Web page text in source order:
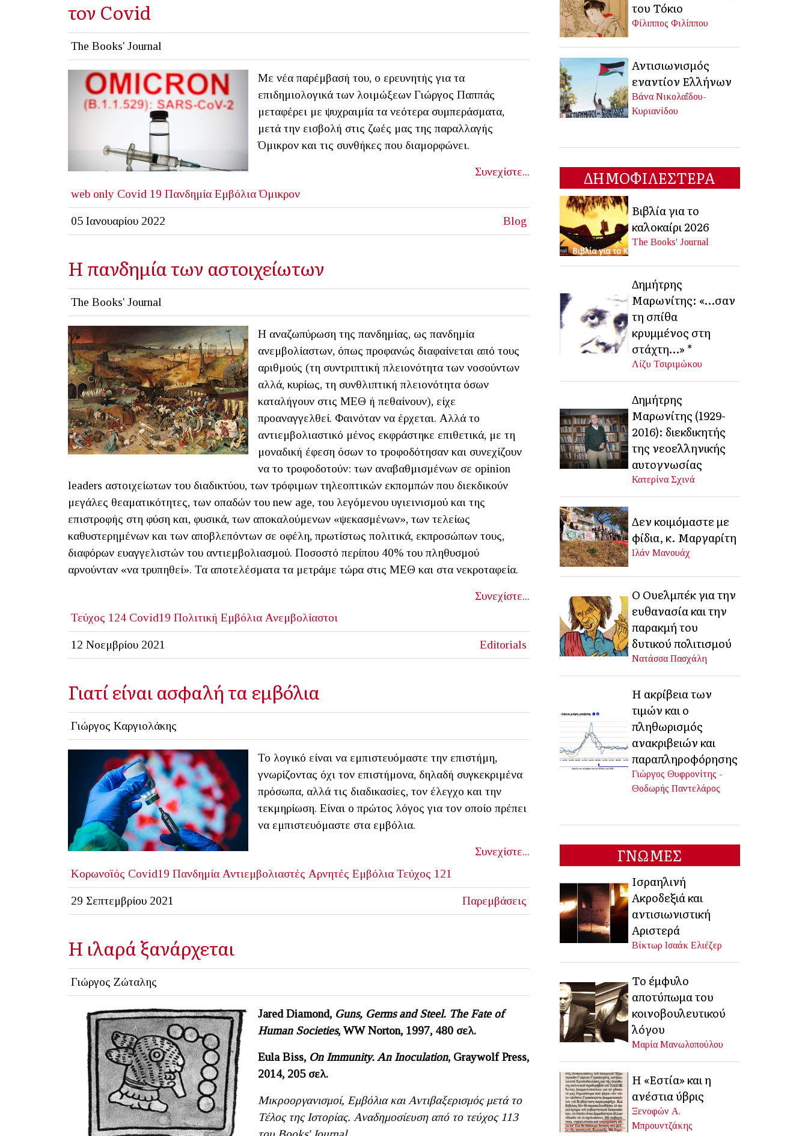
τον Covid
The Books' Journal
Με νέα παρέμβασή του, ο ερευνητής για τα
επιδημιολογικά των λοιμώξεων Γιώργος Παππάς
μεταφέρει με ψυχραιμία τα νεότερα συμπεράσματα,
μετά την εισβολή στις ζωές μας της παραλλαγής
Όμικρον και τις συνθήκες που διαμορφώνει.
Συνεχίστε...
web only Covid 19 Πανδημία Εμβόλια Όμικρον
05 Ιανουαρίου 2022 Blog
Η πανδημία των αστοιχείωτων
The Books' Journal
Η αναζωπύρωση της πανδημίας, ως πανδημία
ανεμβολίαστων, όπως προφανώς διαφαίνεται από τους
αριθμούς (τη συντριπτική πλειονότητα των νοσούντων
αλλά, κυρίως, τη συνθλιπτική πλειονότητα όσων
καταλήγουν στις ΜΕΘ ή πεθαίνουν), είχε
προαναγγελθεί. Φαινόταν να έρχεται. Αλλά το
αντιεμβολιαστικό μένος εκφράστηκε επιθετικά, με τη
μοναδική έφεση όσων το τροφοδότησαν και συνεχίζουν
να το τροφοδοτούν: των αναβαθμισμένων σε opinion
leaders αστοιχείωτων του διαδικτύου, των τρόφιμων τηλεοπτικών εκπομπών που διεκδικούν
μεγάλες θεαματικότητες, των οπαδών του new age, του λεγόμενου υγιεινισμού και της
επιστροφής στη φύση και, φυσικά, των αποκαλούμενων «ψεκασμένων», των τελείως
καθυστερημένων και των αποβλεπόντων σε οφέλη, πρωτίστως πολιτικά, εκπροσώπων τους,
διαφόρων ευαγγελιστών του αντιεμβολιασμού. Ποσοστό περίπου 40% του πληθυσμού
αρνούνταν «να τρυπηθεί». Τα αποτελέσματα τα μετράμε τώρα στις ΜΕΘ και στα νεκροταφεία.
Συνεχίστε...
Τεύχος 124 Covid19 Πολιτική Εμβόλια Ανεμβολίαστοι
12 Νοεμβρίου 2021 Editorials
Γιατί είναι ασφαλή τα εμβόλια
Γιώργος Καργιολάκης
Το λογικό είναι να εμπιστευόμαστε την επιστήμη,
γνωρίζοντας όχι τον επιστήμονα, δηλαδή συγκεκριμένα
πρόσωπα, αλλά τις διαδικασίες, τον έλεγχο και την
τεκμηρίωση. Είναι ο πρώτος λόγος για τον οποίο πρέπει
να εμπιστευόμαστε στα εμβόλια.
Συνεχίστε...
Κορωνοϊός Covid19 Πανδημία Αντιεμβολιαστές Αρνητές Εμβόλια Τεύχος 121
29 Σεπτεμβρίου 2021 Παρεμβάσεις
Η ιλαρά ξανάρχεται
Γιώργος Ζώταλης
Jared Diamond, Guns, Germs and Steel. The Fate of
Human Societies, WW Norton, 1997, 480 σελ.
Eula Biss, On Immunity. An Inoculation, Graywolf Press,
2014, 205 σελ.
Μικροοργανισμοί, Εμβόλια και Αντιβαξερισμός μετά το
Τέλος της Ιστορίας. Αναδημοσίευση από το τεύχος 113
του Τόκιο
Φίλιππος Φιλίππου
Αντισιωνισμός
εναντίον Ελλήνων
Βάνα Νικολαΐδου-
Κυριανίδου
ΔΗΜΟΦΙΛΕΣΤΕΡΑ
Βιβλία για το
καλοκαίρι 2026
The Books' Journal
Δημήτρης
Μαρωνίτης: «…σαν
τη σπίθα
κρυμμένος στη
στάχτη…» *
Λίζυ Τσιριμώκου
Δημήτρης
Μαρωνίτης (1929-
2016): διεκδικητής
της νεοελληνικής
αυτογνωσίας
Κατερίνα Σχινά
Δεν κοιμόμαστε με
φίδια, κ. Μαργαρίτη
Ιλάν Μανουάχ
Ο Ουελμπέκ για την
ευθανασία και την
παρακμή του
δυτικού πολιτισμού
Νατάσσα Πασχάλη
Η ακρίβεια των
τιμών και ο
πληθωρισμός
ανακριβειών και
παραπληροφόρησης
Γιώργος Θυφρονίτης -
Θοδωρής Παντελάρος
ΓΝΩΜΕΣ
Ισραηλινή
Ακροδεξιά και
αντισιωνιστική
Αριστερά
Βίκτωρ Ισαάκ Ελιέζερ
Το έμφυλο
αποτύπωμα του
κοινοβουλευτικού
λόγου
Μαρία Μανωλοπούλου
Η «Εστία» και η
ανέστια ύβρις
Ξενοφών Α.
Μπρουντζάκης